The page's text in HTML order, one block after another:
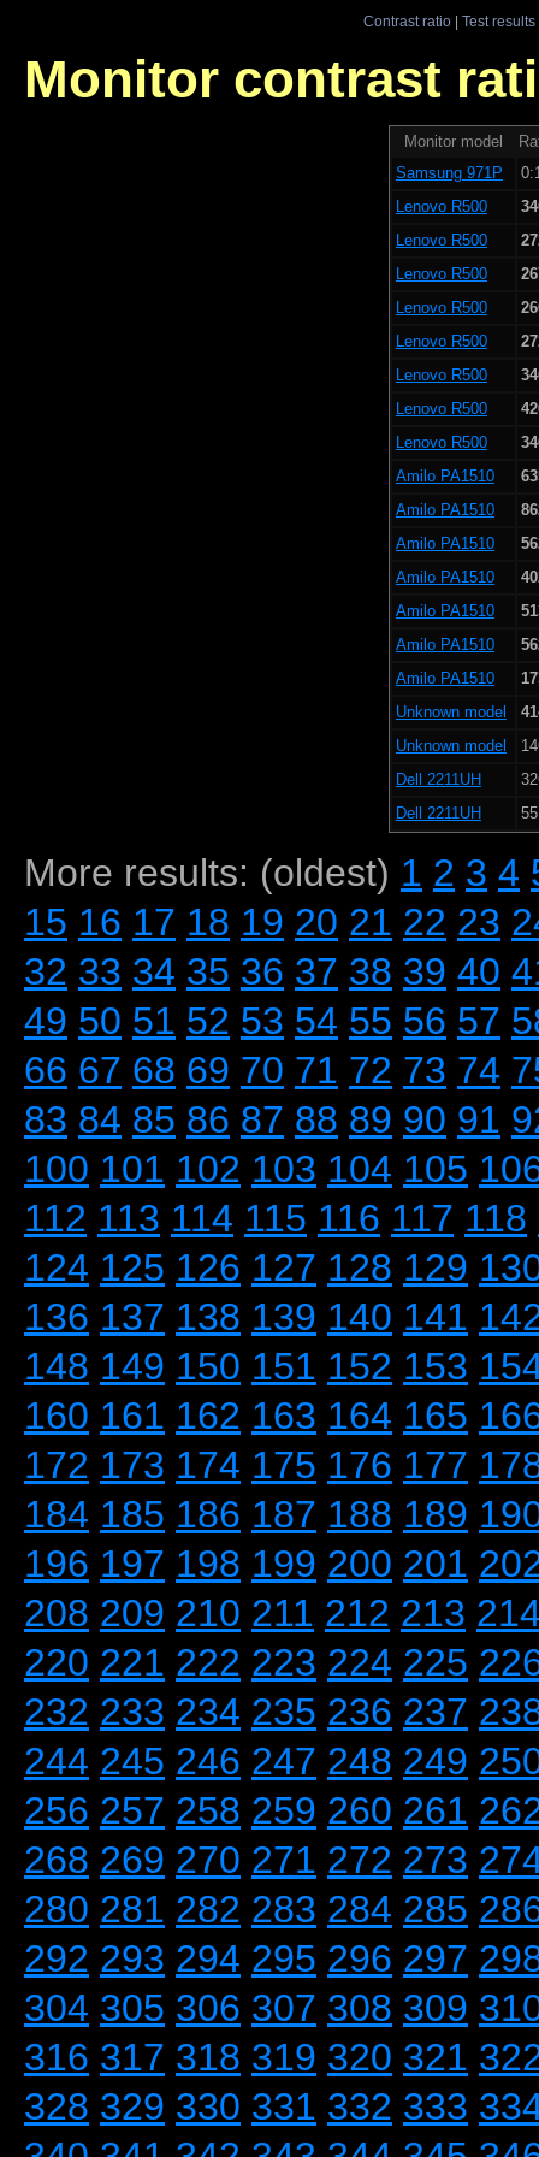
Contrast ratio| Test results
Monitor contrast
Monitor model
Samsung 971P
Lenovo R500
Lenovo R500
Lenovo R500
Lenovo R500
Lenovo R500
Lenovo R500
Lenovo R500
Lenovo R500
Amilo PA1510
Amilo PA1510
Amilo PA1510
Amilo PA1510
Amilo PA1510
Amilo PA1510
Amilo PA1510
Unknown model
Unknown model
Dell 2211UH
Dell 2211UH
More results: (oldest) 1 2 3 4
15 16 17 18 19 20 21 22 23
32 33 34 35 36 37 38 39 40
49 50 51 52 53 54 55 56 57
66 67 68 69 70 71 72 73 74
83 84 85 86 87 88 89 90 91
100 101 102 103 104 105
112 113 114 115 116 117 118
124 125 126 127 128 129
136 137 138 139 140 141
148 149 150 151 152 153
160 161 162 163 164 165
172 173 174 175 176 177
184 185 186 187 188 189
196 197 198 199 200 201
208 209 210 211 212 213
220 221 222 223 224 225
232 233 234 235 236 237
244 245 246 247 248 249
256 257 258 259 260 261
268 269 270 271 272 273
280 281 282 283 284 285
292 293 294 295 296 297
304 305 306 307 308 309
316 317 318 319 320 321
328 329 330 331 332 333